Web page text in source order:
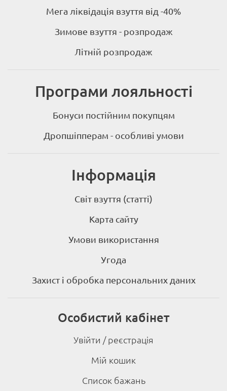
Мега ліквідація взуття від -40%
Зимове взуття - розпродаж
Літній розпродаж
Програми лояльності
Бонуси постійним покупцям
Дропшіпперам - особливі умови
Інформація
Світ взуття (статті)
Карта сайту
Умови використання
Угода
Захист і обробка персональних даних
Особистий кабінет
Увійти / реєстрація
Мій кошик
Список бажань